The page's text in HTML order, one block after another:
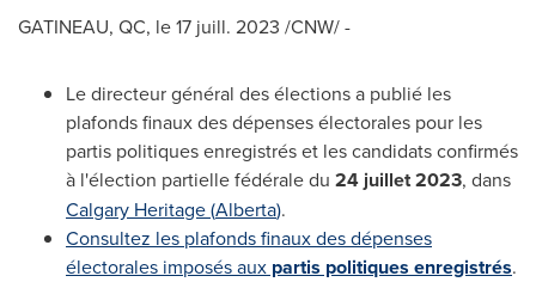
GATINEAU, QC, le 17 juill. 2023 /CNW/ -
Le directeur général des élections a publié les
plafonds finaux des dépenses électorales pour les
partis politiques enregistrés et les candidats confirmés
à l'élection partielle fédérale du 24 juillet 2023, dans
Calgary Heritage (Alberta).
Consultez les plafonds finaux des dépenses
électorales imposés aux partis politiques enregistrés.